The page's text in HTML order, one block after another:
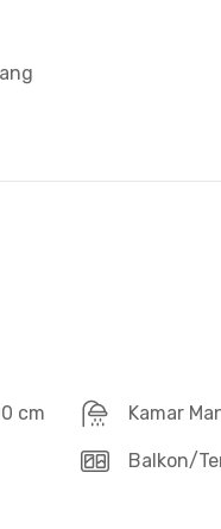
cm Kamar
Balkon/